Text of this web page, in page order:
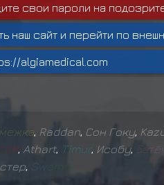
свои пароли на
наш сайт и перейти по
algiamedical.com
межка Raddan Сон Гоку,
TER, Athart, Timur, Исобу, Батё
Sw